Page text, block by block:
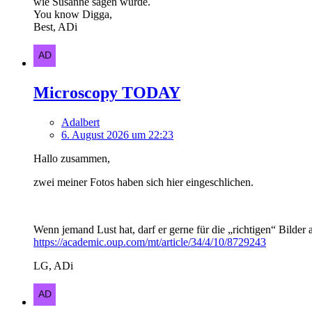
You know Digga,
Best, ADi
Microscopy TODAY
Adalbert
6. August 2026 um 22:23
Hallo zusammen,
zwei meiner Fotos haben sich hier eingeschlichen.
Wenn jemand Lust hat, darf er gerne für die „richtigen“ Bilder
https://academic.oup.com/mt/article/34/4/10/8729243
LG, ADi